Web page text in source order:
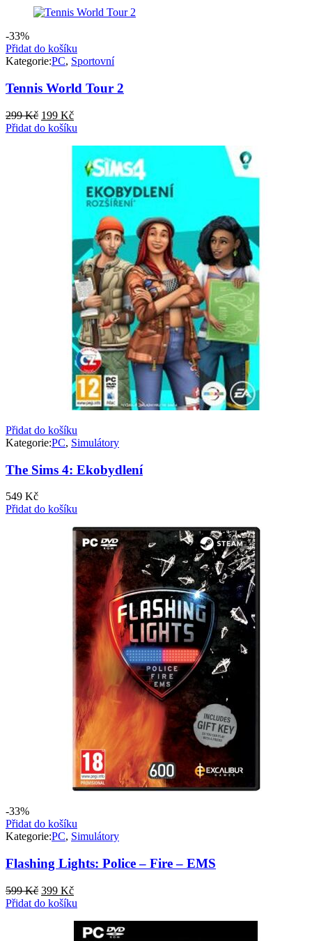
-33%
Přidat do košíku
Kategorie:PC, Sportovní
Tennis World Tour 2
299Kč Původní
cena
199 KčAktuální
cena
Přidat do košíku
Přidat do košíku
Kategorie:PC, Simulátory
The Sims 4: Ekobydlení
549 Kč
Přidat do košíku
-33%
Přidat do košíku
Kategorie:PC, Simulátory
Flashing Lights: Police – Fire – EMS
599Kč Původní
cena
399 KčAktuální
cena
399 Kč.
Přidat do košíku